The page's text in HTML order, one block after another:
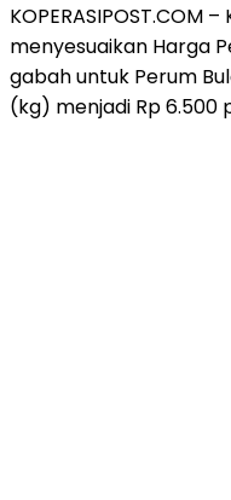
menyesuaikan Harga
gabah untuk Perum
(kg) menjadi Rp 6.500